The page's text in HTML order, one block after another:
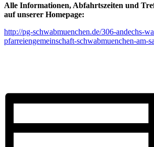
Alle Informationen, Abfahrtszeiten und
auf unserer Homepage:
http://pg-schwabmuenchen.de/306-andechs-
pfarreiengemeinschaft-schwabmuenchen-am-